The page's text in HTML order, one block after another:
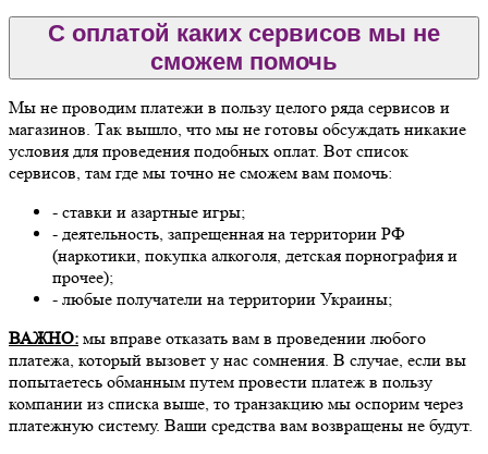
С оплатой каких сервисов мы не
сможем помочь
Мы не проводим платежи в пользу целого ряда сервисов и
магазинов. Так вышло, что мы не готовы обсуждать никакие
условия для проведения подобных оплат. Вот список
сервисов, там где мы точно не сможем вам помочь:
- ставки и азартные игры;
- деятельность, запрещенная на территории РФ
(наркотики, покупка алкоголя, детская порнография и
прочее);
- любые получатели на территории Украины;
ВАЖНО: мы вправе отказать вам в проведении любого
платежа, который вызовет у нас сомнения. В случае, если вы
попытаетесь обманным путем провести платеж в пользу
компании из списка выше, то транзакцию мы оспорим через
платежную систему. Ваши средства вам возвращены не будут.